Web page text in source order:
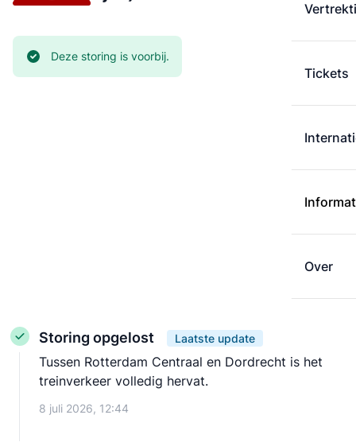
Tickets
Over
Huidige status:
Deze storing is voorbij.
Storing opgelost Laatste update
Tussen Rotterdam Centraal en Dordrecht is het
treinverkeer volledig hervat.
8 juli 2026, 12:44